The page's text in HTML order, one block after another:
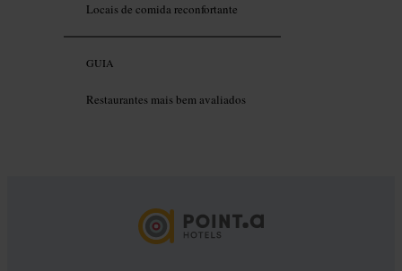
Locais de comida reconfortante
GUIA
Restaurantes mais bem avaliados